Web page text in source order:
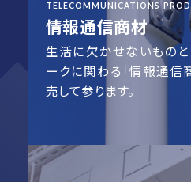
TELECOMMUNICATIONS
情報通信商材
生活に欠かせないものと
ークに関わる 「情報通信
売して参ります。